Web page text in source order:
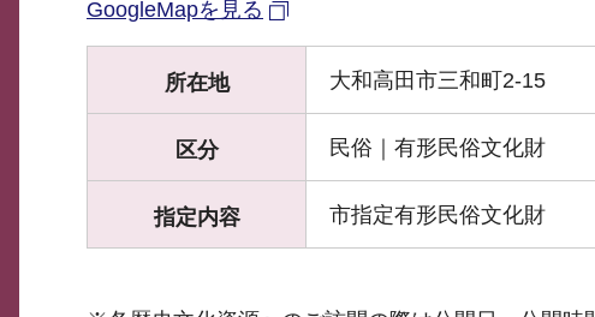
GoogleMapを見る
所在地 大和高田市三和町2-15
区分 民俗｜有形民俗文化財
指定内容 市指定有形民俗文化財